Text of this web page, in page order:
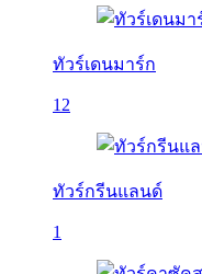
ทัวร์เดนมาร์ก
12
ทัวร์กรีนแลนด์
1